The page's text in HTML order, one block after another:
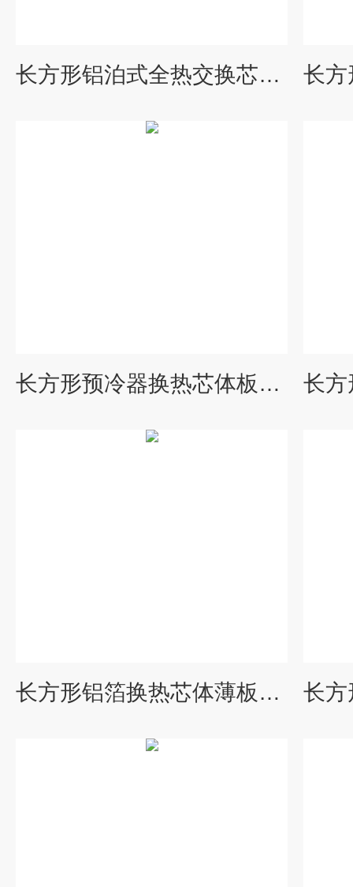
长方形铝泊式全热交换芯逆流式换热器
长方形预冷器换热芯体板式加热器
长方形铝箔换热芯体薄板换热器